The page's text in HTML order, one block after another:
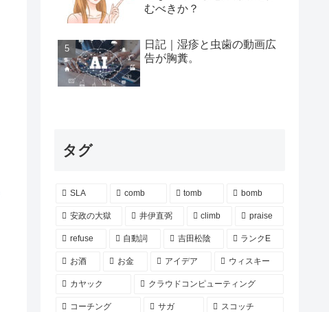
むべきか？
日記｜湿疹と虫歯の動画広
告が胸糞。
タグ
SLA comb tomb bomb
安政の大獄 井伊直弼 climb praise
refuse 自動詞 吉田松陰 ランクE
お酒 お金 アイデア ウィスキー
カヤック クラウドコンピューティング
コーチング サガ スコッチ